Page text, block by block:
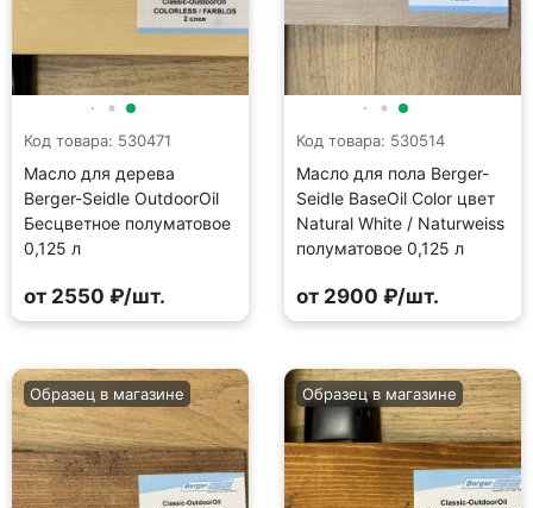
Код товара: 530471
Масло для дерева
Berger-Seidle OutdoorOil
Бесцветное полуматовое
0,125 л
от 2550 ₽/шт.
Код товара: 530514
Масло для пола Berger-
Seidle BaseOil Color цвет
Natural White / Naturweiss
полуматовое 0,125 л
от 2900 ₽/шт.
Образец в магазине Образец в магазине